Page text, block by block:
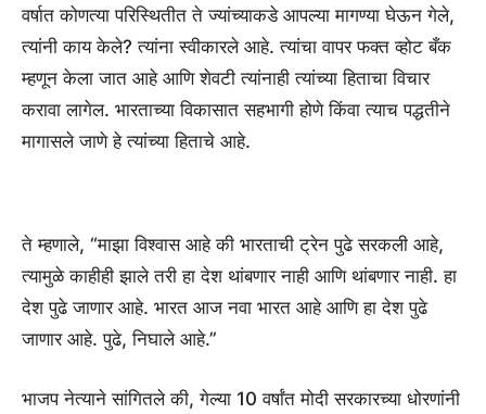
वर्षात कोणत्या परिस्थितीत ते ज्यांच्याकडे आपल्या मागण्या घेऊन गेले,
त्यांनी काय केले? त्यांना स्वीकारले आहे. त्यांचा वापर फक्त व्होट बँक
म्हणून केला जात आहे आणि शेवटी त्यांनाही त्यांच्या हिताचा विचार
करावा लागेल. भारताच्या विकासात सहभागी होणे किंवा त्याच पद्धतीने
मागासले जाणे हे त्यांच्या हिताचे आहे.
ते म्हणाले, “माझा विश्वास आहे की भारताची ट्रेन पुढे सरकली आहे,
त्यामुळे काहीही झाले तरी हा देश थांबणार नाही आणि थांबणार नाही. हा
देश पुढे जाणार आहे. भारत आज नवा भारत आहे आणि हा देश पुढे
जाणार आहे. पुढे, निघाले आहे.”
भाजप नेत्याने सांगितले की, गेल्या 10 वर्षांत मोदी सरकारच्या धोरणांनी